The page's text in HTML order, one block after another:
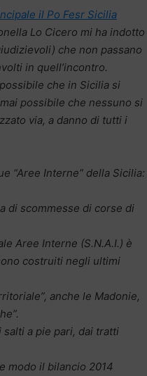
il Po Fesr Sicilia
Lo Cicero mi ha indotto
che non passano
in quell’incontro.
che in Sicilia si
possibile che nessuno si
via, a danno di tutti i
“Aree Interne” della Sicilia:
di scommesse di corse di
Aree Interne (S.N.A.I.) è
costruiti negli ultimi
anche le Madonie,
a pie pari, dai tratti
modo il bilancio 2014